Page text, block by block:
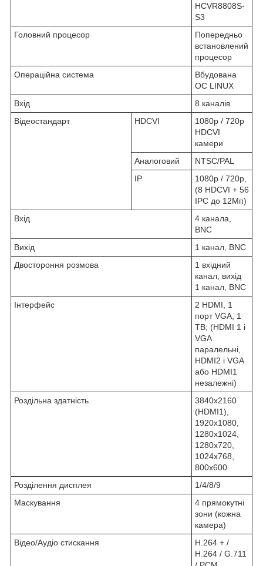
HCVR8808S-
S3
Головний процесор
Попередньо
встановлений
процесор
Операційна система
Вбудована
ОС LINUX
Вхід
8 каналів
Відеостандарт
HDCVI
1080p / 720p
HDCVI
камери
Аналоговий
NTSC/PAL
IP
1080p / 720p,
(8 HDCVI + 56
IPC до 12Мп)
Вхід
4 канала,
BNC
Вихід
1 канал, BNC
Двостороння розмова
1 вхідний
канал, вихід
1 канал, BNC
Інтерфейс
2 HDMI, 1
порт VGA, 1
ТВ; (HDMI 1 і
VGA
паралельні,
HDMI2 і VGA
або HDMI1
незалежні)
Роздільна здатність
3840x2160
(HDMI1),
1920х1080,
1280х1024,
1280х720,
1024х768,
800х600
Розділення дисплея
1/4/8/9
Маскування
4 прямокутні
зони (кожна
камера)
Відео/Аудіо стискання
H.264 + /
H.264 / G.711